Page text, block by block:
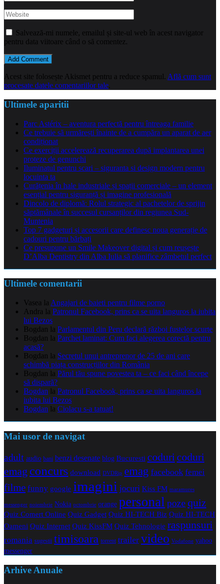
Salvează-mi numele, emailul și site-ul web în acest navigator
pentru data viitoare când o să comentez.
Acest site folosește Akismet pentru a reduce spamul. Află cum sunt
procesate datele comentariilor tale
Ultimele aparitii
Parc Astérix – aventura perfectă pentru întreaga familie
Ce trebuie să urmărești înainte de a cumpăra un aparat de aer
condiționat
Ce exerciții accelerează recuperarea după implantarea unei
proteze de genunchi
Iluminatul pentru scari – siguranta si design modern pentru
locuinta ta
Curățenia în hale industriale și spații comerciale – un element
esențial pentru siguranță și imagine profesională
Dincolo de diplomă: Rolul strategic al pachetelor de sprijin
săptămânale în succesul cursanților din regiunea Sud-
Muntenia
Top 7 gadgeturi și accesorii care definesc noua generație de
cadouri pentru bărbați
Ce presupune un Smile Makeover digital și cum reușește
D’Alba Dentistry din Alba Iulia să planifice zâmbetul perfect
Ultimele comentarii
Vasea la Angajari de baieti pentru filme porno
Andra la Patronul Facebook, prins ca se uita languros la iubita
lui Bezos
Bogdan la Parlamentul din Peru declară război fustelor scurte
Bogdan la Parchet laminat: Cum faci alegerea corectă pentru
acasă?
Bogdan la Secretul unui antreprenor de 25 de ani care
schimbă piața construcțiilor din România
Bogdan la Părul tău spune povestea ta – ce faci când începe
să dispară?
Bogdan la Patronul Facebook, prins ca se uita languros la
iubita lui Bezos
Bogdan la Ciolacu s-a tatuat!
Mai usor de navigat
adult audio bani benzi desenate blog Bucuresti coduricoduri
emag concurs download DVDRip emag facebook femei
filme funny google imagini jocuri Kiss FM maramures
messenger noiembrie Nokia octombrie orange personal pozequiz
Quiz Comert Online Quiz Gadget Quiz HI-TECH Biz Quiz HI-TECH
Oameni Quiz Internet Quiz KissFM Quiz Tehnologie raspunsuri
romania sugestii timisoara torrent trailer video Vodafone yahoo
messenger
Arhive Anuale